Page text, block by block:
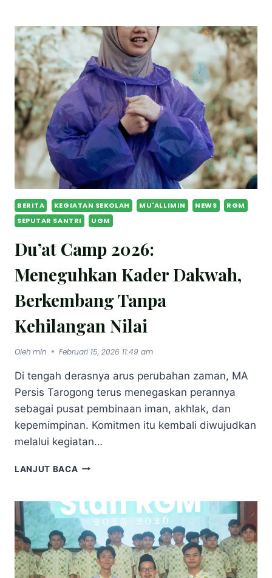
BERITA KEGIATAN SEKOLAH MU'ALLIMIN NEWS
RGM
SEPUTAR SANTRI
UGM
Du’at Camp 2026:
Meneguhkan Kader Dakwah,
Berkembang Tanpa
Kehilangan Nilai
Oleh mln Februari 15, 2026 11:49 am
Di tengah derasnya arus perubahan zaman, MA
Persis Tarogong terus menegaskan perannya
sebagai pusat pembinaan iman, akhlak, dan
kepemimpinan. Komitmen itu kembali diwujudkan
melalui kegiatan…
LANJUT BACA